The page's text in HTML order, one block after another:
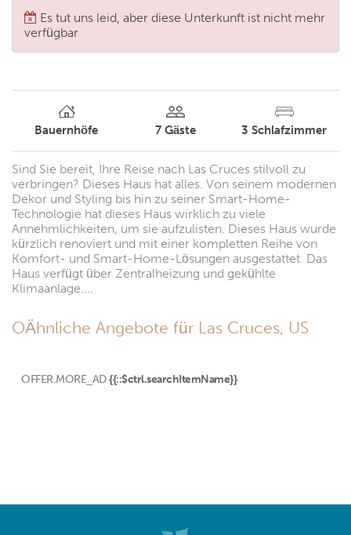
Es tut uns leid, aber diese Unterkunft ist nicht mehr
verfügbar
Bauernhöfe 7 Gäste 3 Schlafzimmer
Sind Sie bereit, Ihre Reise nach Las Cruces stilvoll zu
verbringen? Dieses Haus hat alles. Von seinem modernen
Dekor und Styling bis hin zu seiner Smart-Home-
Technologie hat dieses Haus wirklich zu viele
Annehmlichkeiten, um sie aufzulisten. Dieses Haus wurde
kürzlich renoviert und mit einer kompletten Reihe von
Komfort- und Smart-Home-Lösungen ausgestattet. Das
Haus verfügt über Zentralheizung und gekühlte
Klimaanlage....
OÄhnliche Angebote für Las Cruces, US
OFFER.MORE_AD {{::$ctrl.searchItemName}}